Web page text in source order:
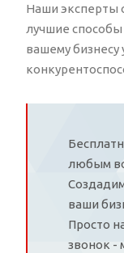
Наши эксперты
лучшие
вашему
любым
ваши
Просто
звонок -